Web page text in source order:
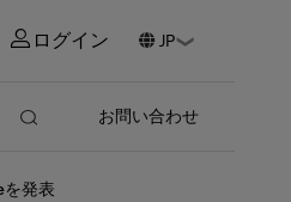
ログイン
お問い合わせ
発表